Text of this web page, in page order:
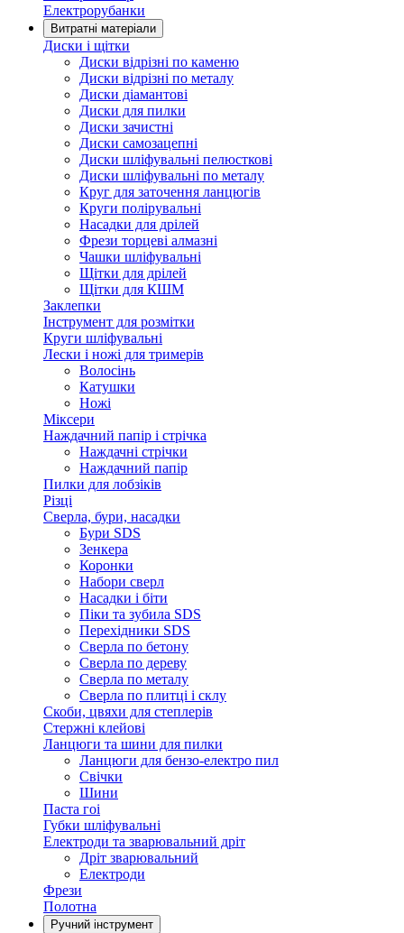
Електрорубанки
Витратні матеріали
Диски і щітки
Диски відрізні по каменю
Диски відрізні по металу
Диски діамантові
Диски для пилки
Диски зачистні
Диски самозацепні
Диски шліфувальні пелюсткові
Диски шліфувальні по металу
Круг для заточення ланцюгів
Круги полірувальні
Насадки для дрілей
Фрези торцеві алмазні
Чашки шліфувальні
Щітки для дрілей
Щітки для КШМ
Заклепки
Інструмент для розмітки
Круги шліфувальні
Лески і ножі для тримерів
Волосінь
Катушки
Ножі
Міксери
Наждачний папір і стрічка
Наждачні стрічки
Наждачний папір
Пилки для лобзіків
Різці
Сверла, бури, насадки
Бури SDS
Зенкера
Коронки
Набори сверл
Насадки і біти
Піки та зубила SDS
Перехідники SDS
Сверла по бетону
Сверла по дереву
Сверла по металу
Сверла по плитці і склу
Скоби, цвяхи для степлерів
Стержні клейові
Ланцюги та шини для пилки
Ланцюги для бензо-електро пил
Свічки
Шини
Паста гоі
Губки шліфувальні
Електроди та зварювальний дріт
Дріт зварювальний
Електроди
Фрези
Полотна
Ручний інструмент